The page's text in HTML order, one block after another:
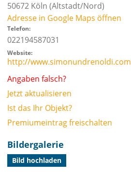
50672 Köln (Altstadt/Nord)
Adresse in Google Maps öffnen
Telefon:
022194587031
Website:
http://www.simonundrenoldi.com
Angaben falsch?
Jetzt aktualisieren
Ist das Ihr Objekt?
Premiumeintrag freischalten
Bildergalerie
Bild hochladen